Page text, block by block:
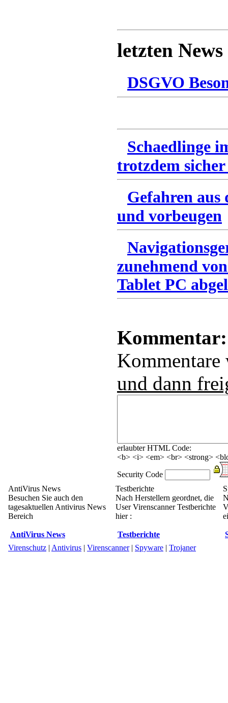
letzten News
DSGVO
Schaedlinge
trotzdem
Gefahren
und vorbeugen
zunehmend
Tablet PC
Kommentar:
und dann
erlaubter HTML Code:
<b> <i> <em> <br> <strong>
Security Code
AntiVirus News
Besuchen Sie auch den
tagesaktuellen Antivirus News
Bereich
AntiVirus News
Testberichte
Nach Herstellern geordnet, die
User Virenscanner Testberichte
hier :
Testberichte
Virenschutz | Antivirus | Virenscanner| Spyware | Trojaner